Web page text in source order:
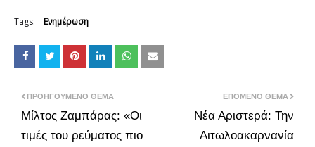
Tags: Ενημέρωση
ΕΠΌΜΕΝΟ ΘΈΜΑ
Νέα Αριστερά: Την
Αιτωλοακαρνανία
ΠΡΟΗΓΟΎΜΕΝΟ ΘΈΜΑ
Μίλτος Ζαμπάρας: «Οι
τιμές του ρεύματος πιο